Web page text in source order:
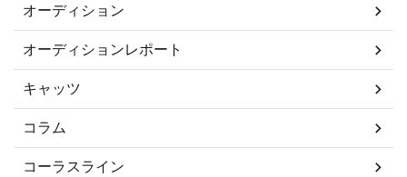
オーディション
オーディションレポート
キャッツ
コラム
コーラスライン